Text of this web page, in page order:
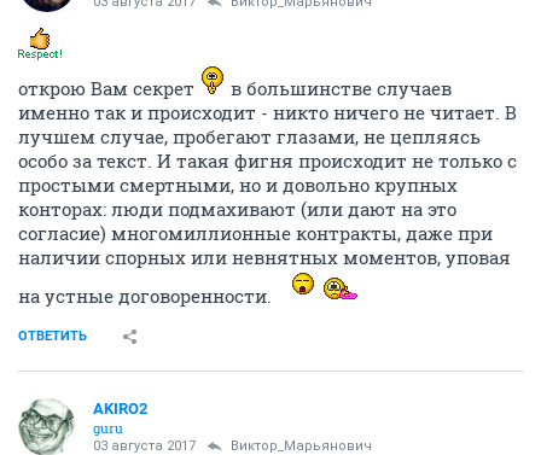
открою Вам секрет
в большинстве случаев
именно так и происходит - никто ничего не читает. В
лучшем случае, пробегают глазами, не цепляясь
особо за текст. И такая фигня происходит не только с
простыми смертными, но и довольно крупных
конторах: люди подмахивают (или дают на это
согласие) многомиллионные контракты, даже при
наличии спорных или невнятных моментов, уповая
на устные договоренности.
ОТВЕТИТЬ
AKIRO2
guru
03 августа 2017 Виктор_Марьянович